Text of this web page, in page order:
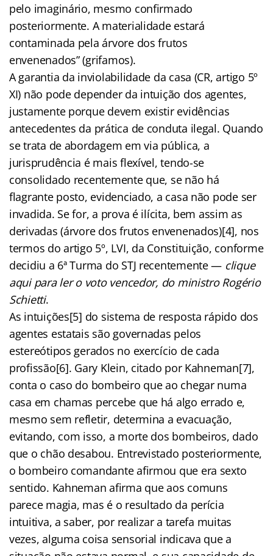
pelo imaginário, mesmo confirmado
posteriormente. A materialidade estará
contaminada pela árvore dos frutos
envenenados” (grifamos).
A garantia da inviolabilidade da casa (CR, artigo 5º
XI) não pode depender da intuição dos agentes,
justamente porque devem existir evidências
antecedentes da prática de conduta ilegal. Quando
se trata de abordagem em via pública, a
jurisprudência é mais flexível, tendo-se
consolidado recentemente que, se não há
flagrante posto, evidenciado, a casa não pode ser
invadida. Se for, a prova é ilícita, bem assim as
derivadas (árvore dos frutos envenenados)[4], nos
termos do artigo 5º, LVI, da Constituição, conforme
decidiu a 6ª Turma do STJ recentemente — clique
aqui para ler o voto vencedor, do ministro Rogério
Schietti.
As intuições[5] do sistema de resposta rápido dos
agentes estatais são governadas pelos
estereótipos gerados no exercício de cada
profissão[6]. Gary Klein, citado por Kahneman[7],
conta o caso do bombeiro que ao chegar numa
casa em chamas percebe que há algo errado e,
mesmo sem refletir, determina a evacuação,
evitando, com isso, a morte dos bombeiros, dado
que o chão desabou. Entrevistado posteriormente,
o bombeiro comandante afirmou que era sexto
sentido. Kahneman afirma que aos comuns
parece magia, mas é o resultado da perícia
intuitiva, a saber, por realizar a tarefa muitas
vezes, alguma coisa sensorial indicava que a